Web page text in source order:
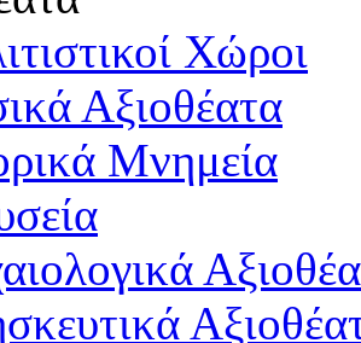
Χώροι
Αξιοθέατα
Μνημεία